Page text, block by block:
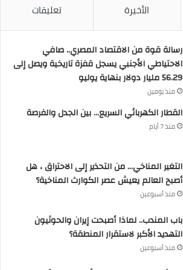
الأخيرة تعليقات
رسالة قوة من الاقتصاد المصري.. صافي
الاحتياطي الأجنبي يسجل قفزة تاريخية ويصل إلى
56.29 مليار دولار بنهاية يوليو
منذ يومين
القطار الكهربائي السريع… بين الجدل والفرصة
منذ 7 أيام
التغير المناخي… من التحذير إلى الاحتراق ، هل
أصبح العالم يعيش عصر الكوارث المناخية؟
منذ أسبوعين
باب المندب.. لماذا أصبحت إيران والحوثيون
التهديد الأكبر لاستقرار المنطقة؟
منذ أسبوعين